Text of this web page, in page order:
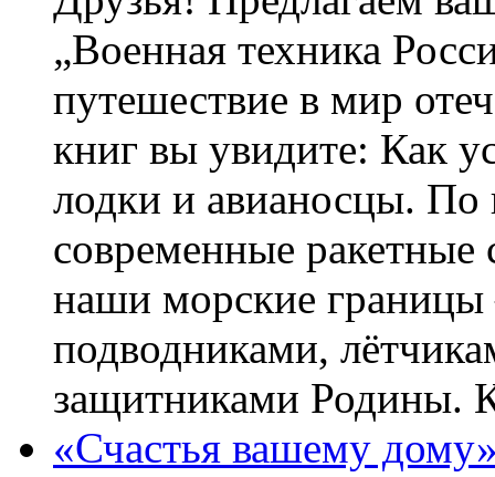
„Военная техника
путешествие в мир
книг вы увидите: Как
лодки и авианосцы.
современные ракетные
наши морские
подводниками,
защитниками Родины.
«Счастья вашему